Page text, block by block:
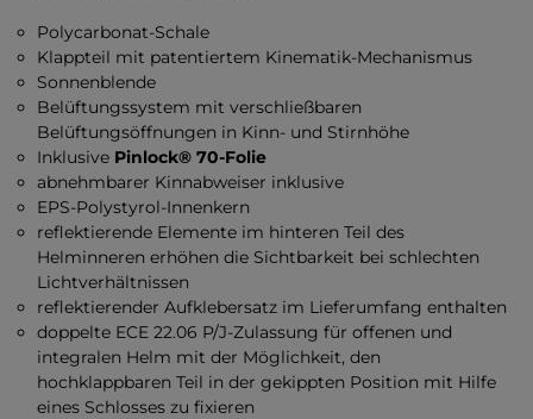
Polycarbonat-Schale
Klappteil mit patentiertem Kinematik-Mechanismus
Sonnenblende
Belüftungssystem mit verschließbaren
Belüftungsöffnungen in Kinn- und Stirnhöhe
Inklusive Pinlock® 70-Folie
abnehmbarer Kinnabweiser inklusive
EPS-Polystyrol-Innenkern
reflektierende Elemente im hinteren Teil des
Helminneren erhöhen die Sichtbarkeit bei schlechten
Lichtverhältnissen
reflektierender Aufklebersatz im Lieferumfang enthalten
doppelte ECE 22.06 P/J-Zulassung für offenen und
integralen Helm mit der Möglichkeit, den
hochklappbaren Teil in der gekippten Position mit Hilfe
eines Schlosses zu fixieren